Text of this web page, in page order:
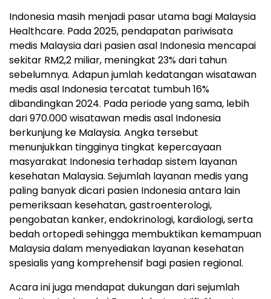
Indonesia masih menjadi pasar utama bagi Malaysia
Healthcare. Pada 2025, pendapatan pariwisata
medis Malaysia dari pasien asal Indonesia mencapai
sekitar RM2,2 miliar, meningkat 23% dari tahun
sebelumnya. Adapun jumlah kedatangan wisatawan
medis asal Indonesia tercatat tumbuh 16%
dibandingkan 2024. Pada periode yang sama, lebih
dari 970.000 wisatawan medis asal Indonesia
berkunjung ke Malaysia. Angka tersebut
menunjukkan tingginya tingkat kepercayaan
masyarakat Indonesia terhadap sistem layanan
kesehatan Malaysia. Sejumlah layanan medis yang
paling banyak dicari pasien Indonesia antara lain
pemeriksaan kesehatan, gastroenterologi,
pengobatan kanker, endokrinologi, kardiologi, serta
bedah ortopedi sehingga membuktikan kemampuan
Malaysia dalam menyediakan layanan kesehatan
spesialis yang komprehensif bagi pasien regional.
Acara ini juga mendapat dukungan dari sejumlah